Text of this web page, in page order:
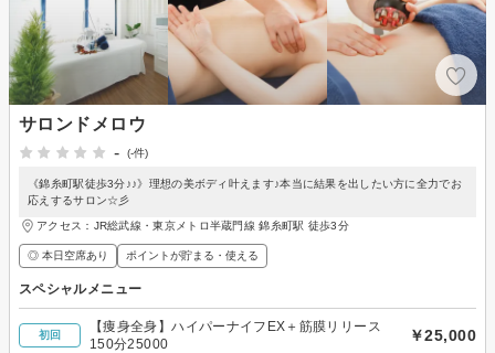
サロンドメロウ
-
(-件)
《錦糸町駅徒歩3分♪♪》理想の美ボディ叶えます♪本当に結果を出したい方に全力でお
応えするサロン☆彡
アクセス：JR総武線・東京メトロ半蔵門線 錦糸町駅 徒歩3分
◎ 本日空席あり ポイントが貯まる・使える
スペシャルメニュー
初回
【痩身全身】ハイパーナイフEX＋筋膜リリース
150分25000
￥25,000